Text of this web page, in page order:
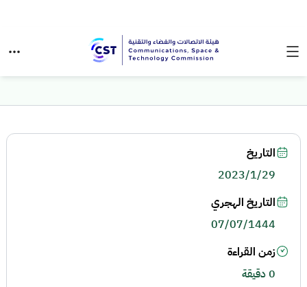
التاريخ
2023/1/29
التاريخ الهجري
07/07/1444
زمن القراءة
0 دقيقة